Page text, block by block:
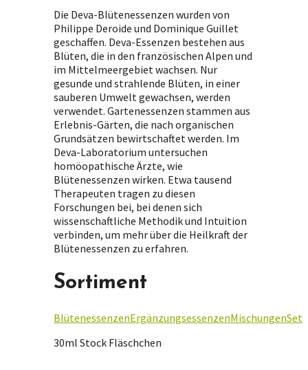
Die Deva-Blütenessenzen wurden von
Philippe Deroide und Dominique Guillet
geschaffen. Deva-Essenzen bestehen aus
Blüten, die in den französischen Alpen und
im Mittelmeergebiet wachsen. Nur
gesunde und strahlende Blüten, in einer
sauberen Umwelt gewachsen, werden
verwendet. Gartenessenzen stammen aus
Erlebnis-Gärten, die nach organischen
Grundsätzen bewirtschaftet werden. Im
Deva-Laboratorium untersuchen
homöopathische Ärzte, wie
Blütenessenzen wirken. Etwa tausend
Therapeuten tragen zu diesen
Forschungen bei, bei denen sich
wissenschaftliche Methodik und Intuition
verbinden, um mehr über die Heilkraft der
Blütenessenzen zu erfahren.
Sortiment
BlütenessenzenErgänzungsessenzenMischungenSet
30ml Stock Fläschchen